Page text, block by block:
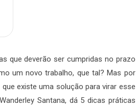
que deverão ser cumpridas no prazo
um novo trabalho, que tal? Mas por
existe uma solução para virar esse
Santana, dá 5 dicas práticas